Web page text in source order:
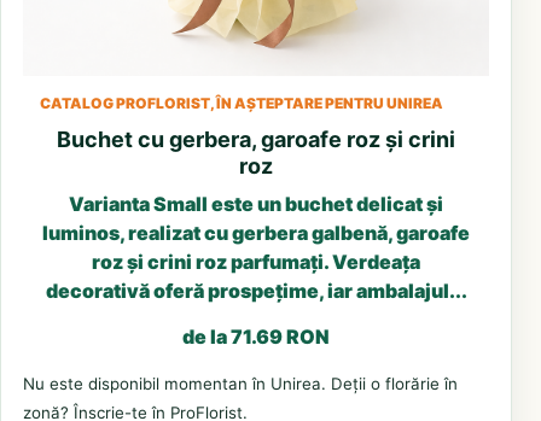
CATALOG PROFLORIST, ÎN AȘTEPTARE PENTRU UNIREA
Buchet cu gerbera, garoafe roz și crini
roz
Varianta Small este un buchet delicat și
luminos, realizat cu gerbera galbenă, garoafe
roz și crini roz parfumați. Verdeața
decorativă oferă prospețime, iar ambalajul...
de la 71.69 RON
Nu este disponibil momentan în Unirea. Deții o florărie în
zonă? Înscrie-te în ProFlorist.